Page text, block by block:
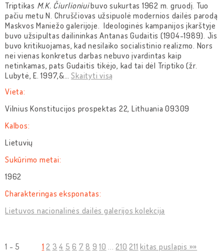
Triptikas M.K. Čiurlioniuibuvo sukurtas 1962 m. gruodį. Tuo
pačiu metu N. Chruščiovas užsipuolė modernios dailės parodą
Maskvos Maniežo galerijoje. Ideologinės kampanijos įkarštyje
buvo užsipultas dailininkas Antanas Gudaitis (1904-1989). Jis
buvo kritikuojamas, kad nesilaiko socialistinio realizmo. Nors
nei vienas konkretus darbas nebuvo įvardintas kaip
netinkamas, pats Gudaitis tikėjo, kad tai dėl Triptiko (žr.
Lubytė, E. 1997,&…Skaityti visą
Vieta:
Vilnius Konstitucijos prospektas 22, Lithuania 09309
Kalbos:
Lietuvių
Sukūrimo metai:
1962
Charakteringas eksponatas:
Lietuvos nacionalinės dailės galerijos kolekcija
1 - 5 1 2 3 4 5 6 7 8 9 10 ...210 211 kitas puslapis »»